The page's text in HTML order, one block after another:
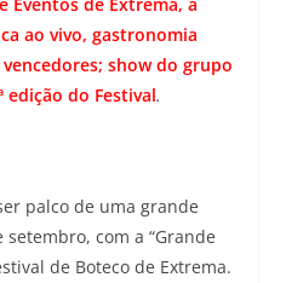
ao vivo, gastronomia
show do grupo
edição do Festival.
palco de uma grande
com a “Grande
de Boteco de Extrema.